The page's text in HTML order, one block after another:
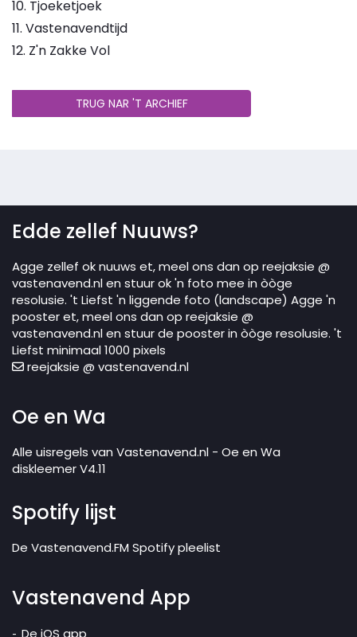
10. Tjoeketjoek
11. Vastenavendtijd
12. Z'n Zakke Vol
TRUG NAR 'T ARCHIEF
Edde zellef Nuuws?
Agge zellef ok nuuws et, meel ons dan op reejaksie @
vastenavend.nl en stuur ok 'n foto mee in òòge
resolusie. 't Liefst 'n liggende foto (landscape) Agge 'n
pooster et, meel ons dan op reejaksie @
vastenavend.nl en stuur de pooster in òòge resolusie. 't
Liefst minimaal 1000 pixels
reejaksie @ vastenavend.nl
Oe en Wa
Alle uisregels van Vastenavend.nl - Oe en Wa
diskleemer V4.11
Spotify lijst
De Vastenavend.FM Spotify pleelist
Vastenavend App